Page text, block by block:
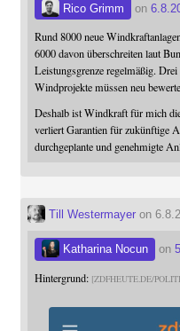
Rico Grimm on
Rund 8000 neue
6000 davon überschreiten laut
Leistungsgrenze regelmäßig.
Windprojekte müssen neu
Deshalb ist Windkraft für mich
verliert Garantien für zukünftige
durchgeplante und genehmigte
Till Westermayeron
Katharina Nocun on
Hintergrund: ZDFHEUTE.DE/